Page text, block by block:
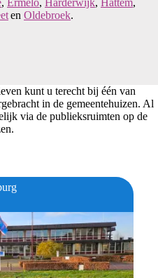
, Ermelo, Harderwijk, Hattem,
en Oldebroek.
kunt u terecht bij één van
in de gemeentehuizen. Al
via de publieksruimten op de